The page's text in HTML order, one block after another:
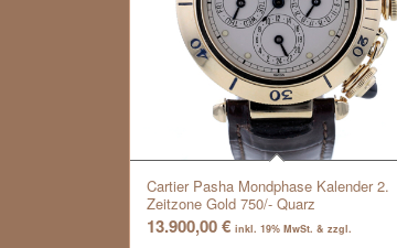
Cartier Pasha Mondphase Kalender 2.
Zeitzone Gold 750/- Quarz
13.900,00€ inkl. 19% MwSt. & zzgl.